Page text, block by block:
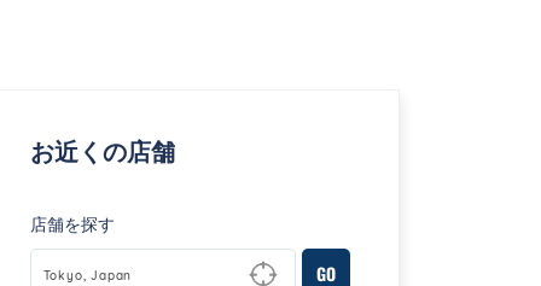
お近くの店舗
店舗を探す
GO